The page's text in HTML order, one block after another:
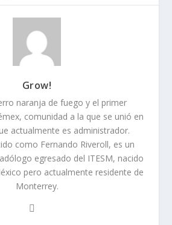
Grow!
naranja de fuego y el primer
comunidad a la que se unió en
actualmente es administrador.
como Fernando Riveroll, es un
egresado del ITESM, nacido
pero actualmente residente de
Monterrey.